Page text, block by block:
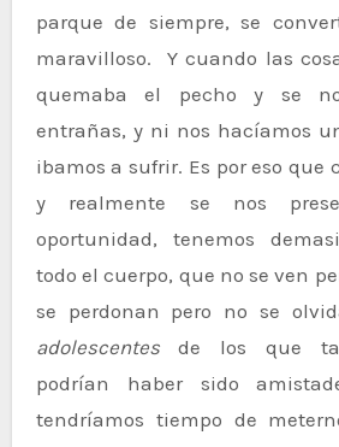
parque de siempre, se
maravilloso. Y cuando las
quemaba el pecho y se
entrañas, y ni nos hacíamos
ibamos a sufrir. Es por eso que
y realmente se nos
oportunidad, tenemos
todo el cuerpo, que no se ven
se perdonan pero no se
adolescentesde los que
podrían haber sido
tendríamos tiempo de